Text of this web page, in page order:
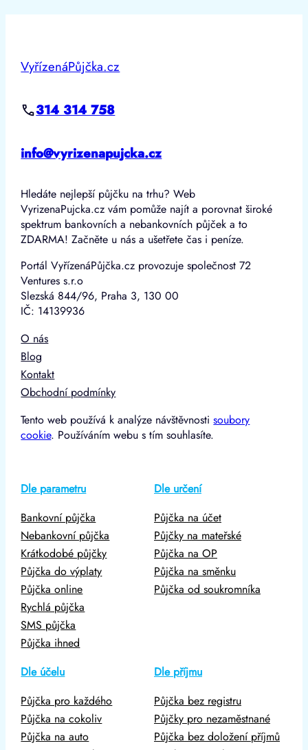
VyřízenáPůjčka.cz
314 314 758
info@vyrizenapujcka.cz
Hledáte nejlepší půjčku na trhu? Web
VyrizenaPujcka.cz vám pomůže najít a porovnat široké
spektrum bankovních a nebankovních půjček a to
ZDARMA! Začněte u nás a ušetřete čas i peníze.
Portál VyřízenáPůjčka.cz provozuje společnost 72
Ventures s.r.o
Slezská 844/96, Praha 3, 130 00
IČ: 14139936
O nás
Blog
Kontakt
Obchodní podmínky
Tento web používá k analýze návštěvnostisoubory
cookie. Používáním webu s tím souhlasíte.
Dle parametru
Bankovní půjčka
Nebankovní půjčka
Krátkodobé půjčky
Půjčka do výplaty
Půjčka online
Rychlá půjčka
SMS půjčka
Půjčka ihned
Dle určení
Půjčka na účet
Půjčky na mateřské
Půjčka na OP
Půjčka na směnku
Půjčka od soukromníka
Dle účelu
Půjčka pro každého
Půjčka na cokoliv
Půjčka na auto
Dle příjmu
Půjčka bez registru
Půjčky pro nezaměstnané
Půjčka bez doložení příjmů